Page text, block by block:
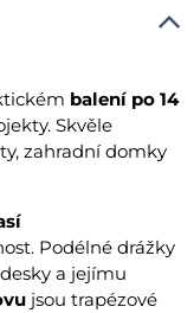
balení po 14
Skvěle
zahradní domky
Podélné drážky
a jejímu
jsou trapézové